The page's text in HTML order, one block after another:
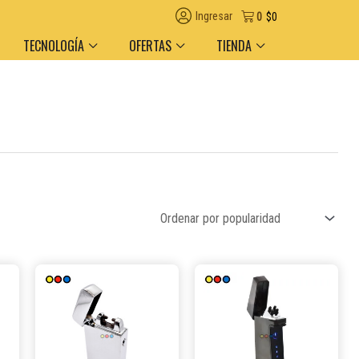
Descuento por volumen y medio de pago
$0
0
Ingresar
TECNOLOGÍA OFERTAS TIENDA